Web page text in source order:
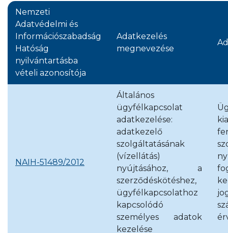
Nemzeti
Adatvédelmi és
Információszabadság
Hatóság
nyilvántartásba
vételi azonosítója
Adatkezelés
megnevezése
NAIH-51489/2012
Általános
ügyfélkapcsolat
adatkezelése:
adatkezelő
szolgáltatásának
(vízellátás)
nyújtásához, a
szerződéskötéshez,
ügyfélkapcsolathoz
kapcsolódó
személyes adatok
kezelése